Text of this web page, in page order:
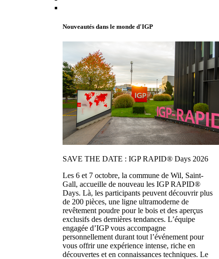
Nouveautés dans le monde d'IGP
SAVE THE DATE : IGP RAPID® Days 2026
Les 6 et 7 octobre, la commune de Wil, Saint-
Gall, accueille de nouveau les IGP RAPID®
Days. Là, les participants peuvent découvrir plus
de 200 pièces, une ligne ultramoderne de
revêtement poudre pour le bois et des aperçus
exclusifs des dernières tendances. L’équipe
engagée d’IGP vous accompagne
personnellement durant tout l’événement pour
vous offrir une expérience intense, riche en
découvertes et en connaissances techniques. Le